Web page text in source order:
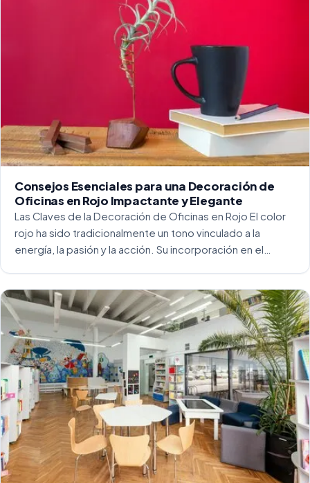
Consejos Esenciales para una Decoración de
Oficinas en Rojo Impactante y Elegante
Las Claves de la Decoración de Oficinas en Rojo El color
rojo ha sido tradicionalmente un tono vinculado a la
energía, la pasión y la acción. Su incorporación en el